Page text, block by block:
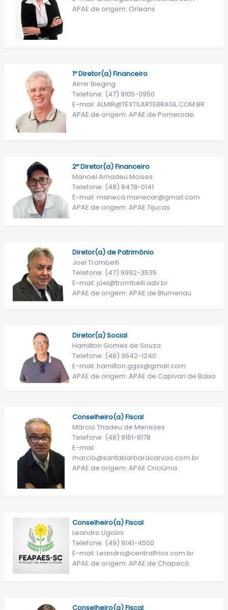
APAE de origem: Orleans
1º Diretor(a) Financeiro
Almir Bieging
Telefone: (47) 9105-0950
E-mail: ALMIR@TEXTILARTEBRASIL.COM.BR
APAE de origem: APAE de Pomerode
2º Diretor(a) Financeiro
Manoel Amadeu Moises
Telefone: (48) 8478-0141
E-mail: maneca.manecar@gmail.com
APAE de origem: APAE Tijucas
Diretor(a) de Patrimônio
Joel Trombelli
Telefone: (47) 9992-3535
E-mail: joel@trombelli.adv.br
APAE de origem: APAE de Blumenau
Diretor(a) Social
Hamilton Gomes de Souza
Telefone: (48) 9642-1240
E-mail: hamilton.ggss@gmail.com
APAE de origem: APAE de Capivari de Baixo
Conselheiro(a) Fiscal
Márcio Thadeu de Menezes
Telefone: (48) 9161-8178
E-mail:
marcio@santabarbaracarvao.com.br
APAE de origem: APAE Criciúma
Conselheiro(a) Fiscal
Leandro Ugolini
Telefone: (49) 9141-4500
E-mail: Leandro@centralfrios.com.br
APAE de origem: APAE de Chapecó
Conselheiro(a) Fiscal